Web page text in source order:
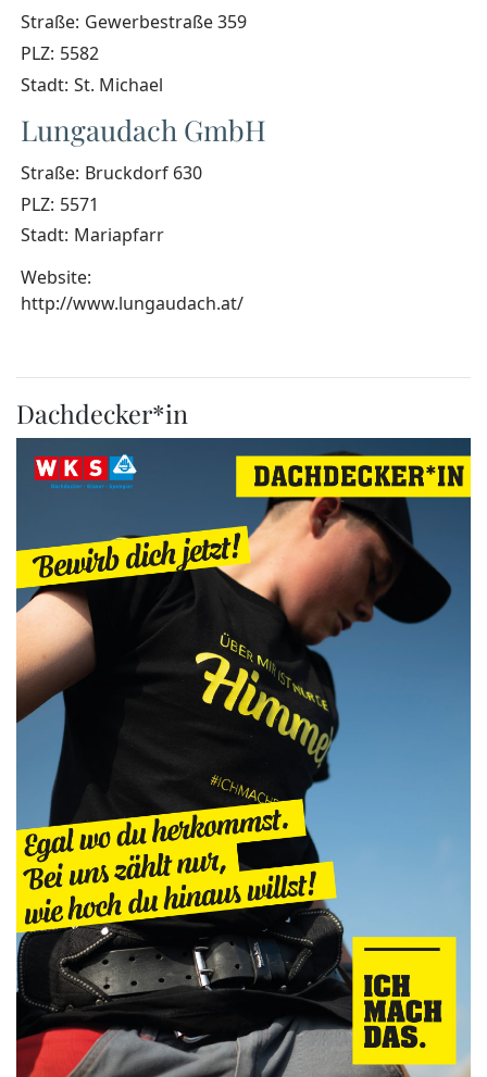
Straße: Gewerbestraße 359
PLZ: 5582
Stadt: St. Michael
Lungaudach GmbH
Straße: Bruckdorf 630
PLZ: 5571
Stadt: Mariapfarr
Website:
http://www.lungaudach.at/
Dachdecker*in